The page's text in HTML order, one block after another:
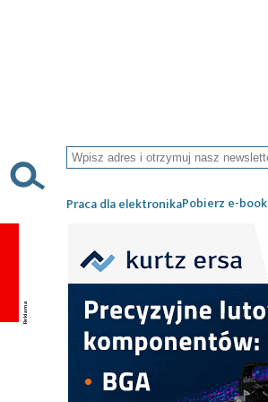
Praca dla elektronikaPobierz e-book